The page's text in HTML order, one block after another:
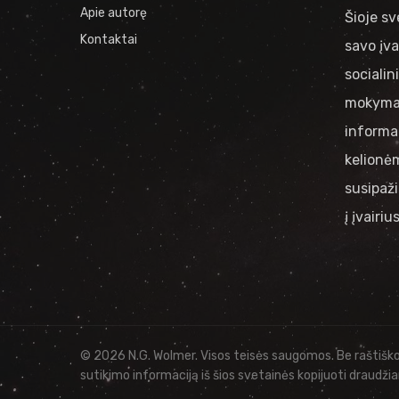
Apie autorę
Kontaktai
Šioje
savo
į
© 2026 N.G. Wolmer. Visos teisės saugomos. Be
sutikimo informaciją iš šios svetainės kopijuoti